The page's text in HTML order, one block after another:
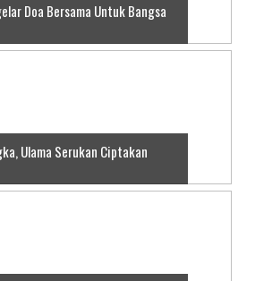
Doa Bersama Untuk Bangsa
Ulama Serukan Ciptakan